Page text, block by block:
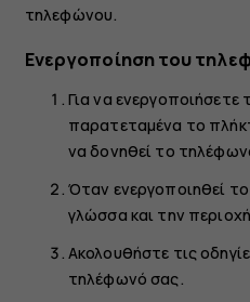
τηλεφώνου.
Ενεργοποίηση του
Για να
παρατεταμένα το
να δονηθεί το
Όταν ενεργοποιηθεί
γλώσσα και την
Ακολουθήστε τις
τηλέφωνό σας.